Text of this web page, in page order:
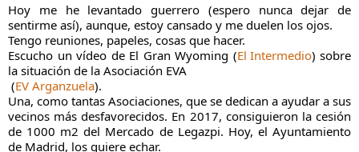
Hoy me he levantado guerrero (espero nunca dejar de
sentirme así), aunque, estoy cansado y me duelen los ojos.
Tengo reuniones, papeles, cosas que hacer.
Escucho un vídeo de El Gran Wyoming (El Intermedio) sobre
la situación de la Asociación EVA
(EV Arganzuela).
Una, como tantas Asociaciones, que se dedican a ayudar a sus
vecinos más desfavorecidos. En 2017, consiguieron la cesión
de 1000 m2 del Mercado de Legazpi. Hoy, el Ayuntamiento
de Madrid, los quiere echar.